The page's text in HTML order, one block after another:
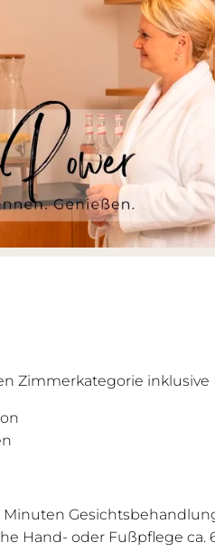
Zimmerkategorie inklusive
Minuten
Hand- oder Fußpflege ca.